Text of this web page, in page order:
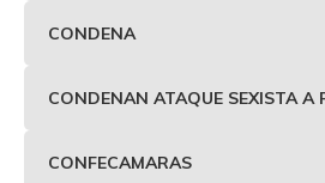
CONDENA
CONDENAN ATAQUE SEXISTA A
CONFECAMARAS